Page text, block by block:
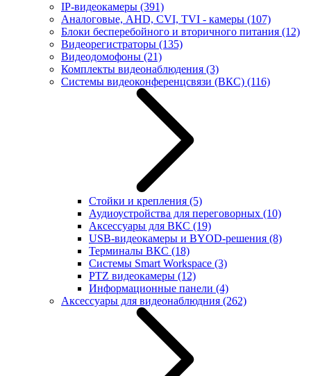
IP-видеокамеры (391)
Аналоговые, AHD, CVI, TVI - камеры (107)
Блоки бесперебойного и вторичного питания (12)
Видеорегистраторы (135)
Видеодомофоны (21)
Комплекты видеонаблюдения (3)
Системы видеоконференцсвязи (ВКС) (116)
Стойки и крепления (5)
Аудиоустройства для переговорных (10)
Аксессуары для ВКС (19)
USB-видеокамеры и BYOD-решения (8)
Терминалы ВКС (18)
Системы Smart Workspace (3)
PTZ видеокамеры (12)
Информационные панели (4)
Аксессуары для видеонаблюдния (262)